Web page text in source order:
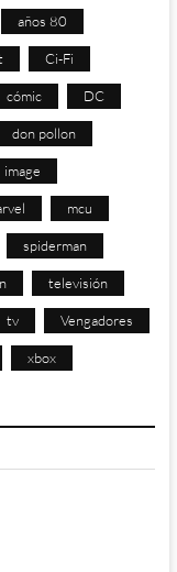
años 80
Ci-Fi
cómic DC
don pollon
image
mcu
spiderman
televisión
tv Vengadores
xbox